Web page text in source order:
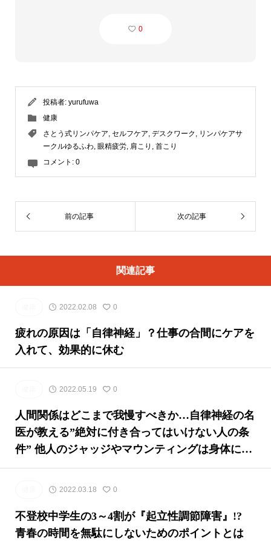
0
投稿者: yurufuwa
健康
さとう式リンパケア セルフケア デスクワーク
リンパケアサ
ークルゆるふわ 眼精疲労 肩こり
首こり
コメント: 0
前の記事 次の記事
関連記事
2022.02.08 0
疲れの原因は「自律神経」？仕事の合間にケアを
入れて、効果的に休む
2022.05.19 0
人間関係はどこまで我慢すべきか…自律神経の名
医が教える”絶対に付き合ってはいけない人の条
件” 他人のジャッジやマウンティングは身体に悪
すぎる
2022.03.18 0
不登校中学生の3～4割が『起立性調節障害』!?
青春の時間を無駄にしないためのポイントとは